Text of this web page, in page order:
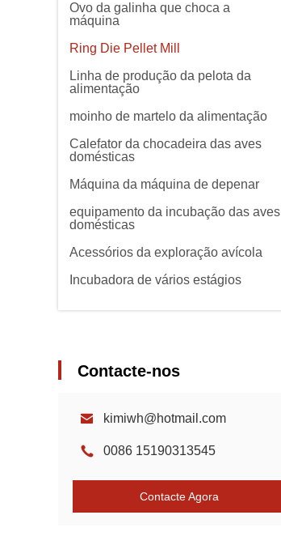
Ovo da galinha que choca a
máquina
Ring Die Pellet Mill
Linha de produção da pelota da
alimentação
moinho de martelo da alimentação
Calefator da chocadeira das aves
domésticas
Máquina da máquina de depenar
equipamento da incubação das aves
domésticas
Acessórios da exploração avícola
Incubadora de vários estágios
Contacte-nos
kimiwh@hotmail.com
0086 15190313545
Contacte Agora